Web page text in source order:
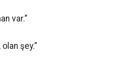
var.”
şey.”